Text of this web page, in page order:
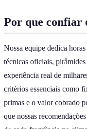
Por que confiar
Nossa equipe dedica
técnicas oficiais,
experiência real de
critérios essenciais como
primas e o valor cobrado
que nossas